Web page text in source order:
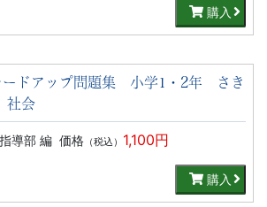
購入
ードアップ問題集 小学1・2年 さき
社会
導部 編 価格（税込） 1,100円
購入